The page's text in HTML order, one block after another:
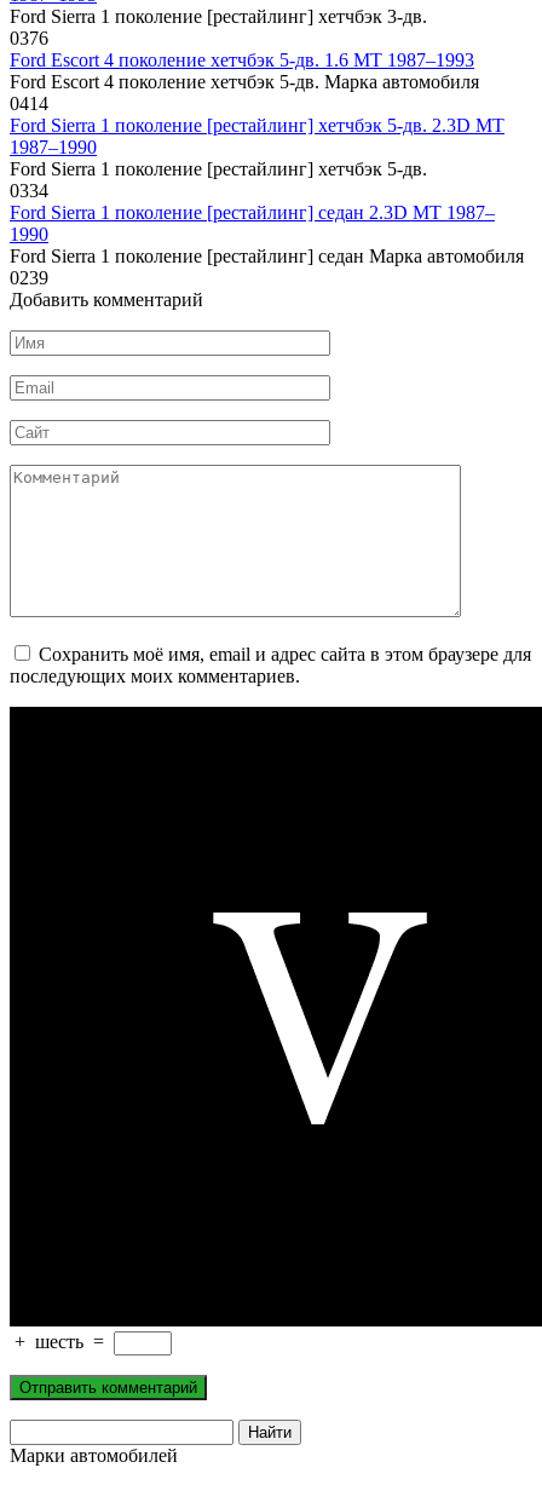
Ford Sierra 1 поколение [рестайлинг] хетчбэк 3-дв.
0376
Ford Escort 4 поколение хетчбэк 5-дв. 1.6 MT 1987–1993
Ford Escort 4 поколение хетчбэк 5-дв. Марка автомобиля
0414
Ford Sierra 1 поколение [рестайлинг] хетчбэк 5-дв. 2.3D MT
1987–1990
Ford Sierra 1 поколение [рестайлинг] хетчбэк 5-дв.
0334
Ford Sierra 1 поколение [рестайлинг] седан 2.3D MT 1987–
1990
Ford Sierra 1 поколение [рестайлинг] седан Марка автомобиля
0239
Добавить комментарий
Имя
*
Email
*
Сайт
Комментарий
Сохранить моё имя, email и адрес сайта в этом браузере для
последующих моих комментариев.
+ шесть =
Марки автомобилей